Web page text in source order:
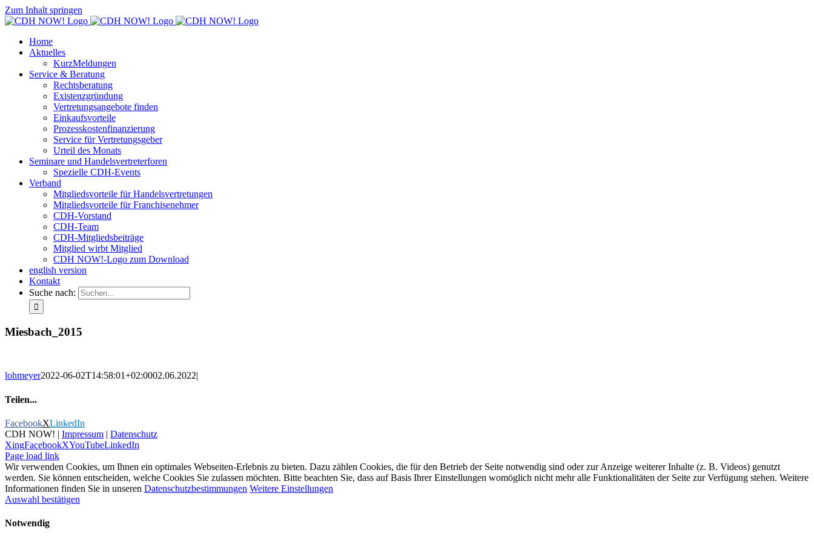
Zum Inhalt springen
Home
Aktuelles
KurzMeldungen
Service & Beratung
Rechtsberatung
Existenzgründung
Vertretungsangebote finden
Einkaufsvorteile
Prozesskostenfinanzierung
Service für Vertretungsgeber
Urteil des Monats
Seminare und Handelsvertreterforen
Spezielle CDH-Events
Verband
Mitgliedsvorteile für Handelsvertretungen
Mitgliedsvorteile für Franchisenehmer
CDH-Vorstand
CDH-Team
CDH-Mitgliedsbeiträge
Mitglied wirbt Mitglied
CDH NOW!-Logo zum Download
english version
Kontakt
Suche nach:
Miesbach_2015
lohmeyer2022-06-02T14:58:01+02:0002.06.2022|
Teilen...
FacebookXLinkedIn
CDH NOW! | Impressum | Datenschutz
XingFacebookXYouTubeLinkedIn
Page load link
Wir verwenden Cookies, um Ihnen ein optimales Webseiten-Erlebnis zu bieten. Dazu zählen Cookies, die für den Betrieb der Seite notwendig sind oder zur Anzeige weiterer Inhalte (z. B. Videos) genutzt
werden. Sie können entscheiden, welche Cookies Sie zulassen möchten. Bitte beachten Sie, dass auf Basis Ihrer Einstellungen womöglich nicht mehr alle Funktionalitäten der Seite zur Verfügung stehen. Weitere
Informationen finden Sie in unseren Datenschutzbestimmungen Weitere Einstellungen
Auswahl bestätigen
Notwendig